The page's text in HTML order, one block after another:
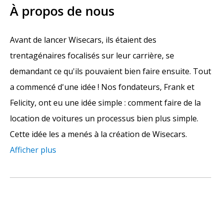
À propos de nous
Avant de lancer Wisecars, ils étaient des
trentagénaires focalisés sur leur carrière, se
demandant ce qu'ils pouvaient bien faire ensuite. Tout
a commencé d'une idée ! Nos fondateurs, Frank et
Felicity, ont eu une idée simple : comment faire de la
location de voitures un processus bien plus simple.
Cette idée les a menés à la création de Wisecars.
Afficher plus